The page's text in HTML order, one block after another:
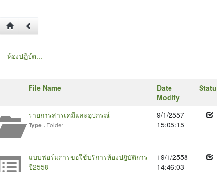
ห้องปฏิบัต...
File Name
Date
Modify
รายการสารเคมีและอุปกรณ์
Type : Folder
9/1/2557
15:05:15
แบบฟอร์มการขอใช้บริการห้องปฏิบัติการ
ปี2558
19/1/2558
14:46:03